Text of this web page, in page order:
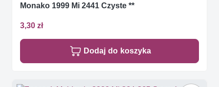
Monako 1999 Mi 2441 Czyste **
3,30 zł
Dodaj do koszyka